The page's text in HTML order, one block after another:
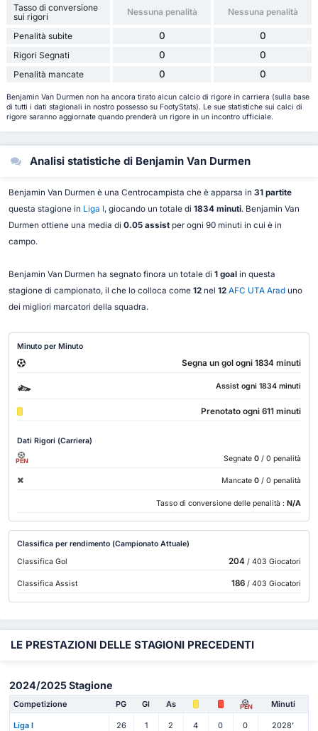
Tasso di conversione
sui rigori
Nessuna penalità Nessuna penalità
Penalità subite 0 0
Rigori Segnati 0 0
Penalità mancate 0 0
Benjamin Van Durmen non ha ancora tirato alcun calcio di rigore in carriera (sulla base
di tutti i dati stagionali in nostro possesso su FootyStats). Le sue statistiche sui calci di
rigore saranno aggiornate quando prenderà un rigore in un incontro ufficiale.
Analisi statistiche di Benjamin Van Durmen
Benjamin Van Durmen è una Centrocampista che è apparsa in 31 partite
questa stagione in Liga I, giocando un totale di 1834 minuti. Benjamin Van
Durmen ottiene una media di 0.05 assistper ogni 90 minuti in cui è in
campo.
Benjamin Van Durmen ha segnato finora un totale di 1 goalin questa
stagione di campionato, il che lo colloca come 12nel 12 AFC UTA Araduno
dei migliori marcatori della squadra.
Minuto per Minuto
Segna un gol ogni 1834 minuti
Assist ogni 1834 minuti
Prenotato ogni 611 minuti
Dati Rigori (Carriera)
PEN Segnate 0 / 0 penalità
Mancate 0 / 0 penalità
Tasso di conversione delle penalità : N/A
Classifica per rendimento (Campionato Attuale)
Classifica Gol
204/ 403 Giocatori
Classifica Assist 186/ 403 Giocatori
LE PRESTAZIONI DELLE STAGIONI PRECEDENTI
2024/2025 Stagione
Competizione PG Gl As PEN Minuti
Liga I 26 1 2 4 0 0 2028'